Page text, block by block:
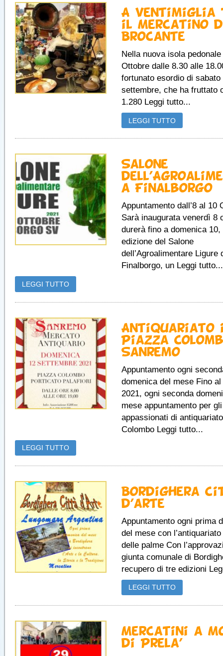
A Ventimiglia
il Mercatino
Brocante
Nella nuova isola
Ottobre dalle 8.30 alle
fortunato esordio di sabato
settembre, che ha fruttato
1.280 Leggi tutto...
LEGGI TUTTO
Salone
a Finalborgo
Appuntamento dall’8 al 10
Sarà inaugurata venerdì 8
durerà fino a domenica
edizione del Salone
dell’Agroalimentare Ligure
Finalborgo, un Leggi tutto...
LEGGI TUTTO
Antiquariato
Piazza
Sanremo
Appuntamento ogni
domenica del mese Fino
2021, ogni seconda
mese appuntamento per gli
appassionati di
Colombo Leggi tutto...
LEGGI TUTTO
Bordighera
d’arte
Appuntamento ogni prima
del mese con
delle palme Con
giunta comunale di
recupero di tre edizioni
LEGGI TUTTO
Mercatini a
di Prela’